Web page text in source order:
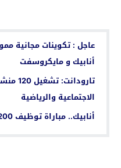
عاجل : تكوينات مجانية
أنابيك و مايكروسفت
الاجتماعية والرياضية
أنابيك.. مباراة توظيف 200 عامل مناولة بتارودانت